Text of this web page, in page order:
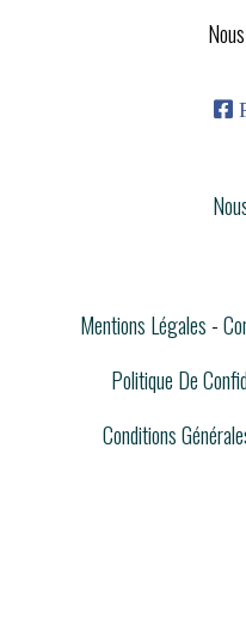

Mentions Légales
Politique De
Conditions